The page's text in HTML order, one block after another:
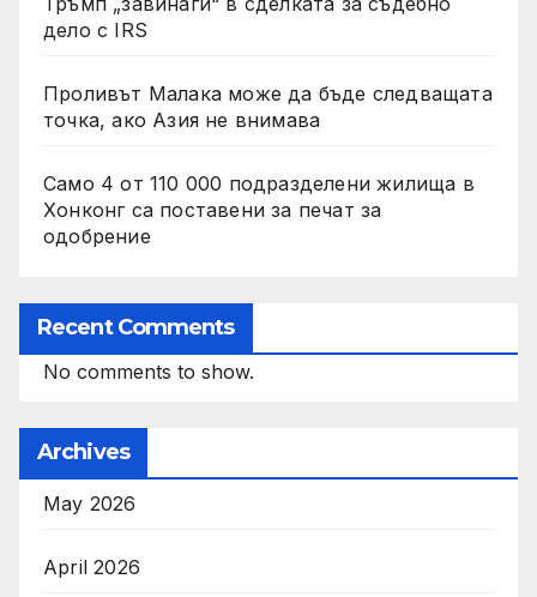
дело с IRS
Проливът Малака може да бъде следващата
точка, ако Азия не внимава
Само 4 от 110 000 подразделени жилища в
Хонконг са поставени за печат за
одобрение
Recent Comments
No comments to show.
Archives
May 2026
April 2026